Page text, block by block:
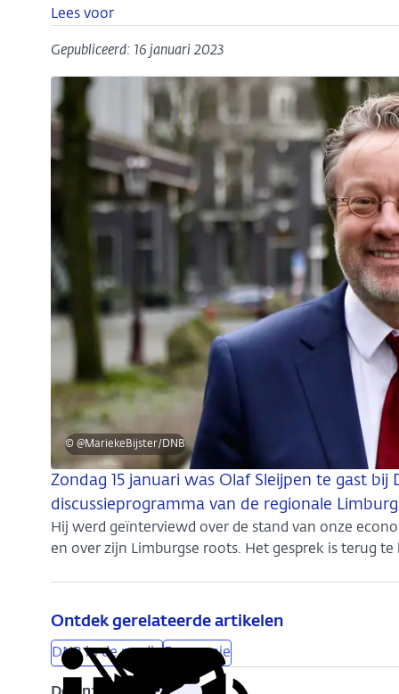
Lees voor
Gepubliceerd: 16 januari 2023
© @MariekeBijster/DNB
Zondag 15 januari was Olaf Sleijpen te gast
discussieprogramma van de regionale
Hij werd geïnterviewd over de stand van onze
en over zijn Limburgse roots. Het gesprek is terug te
Ontdek gerelateerde artikelen
DNB in de media Economie